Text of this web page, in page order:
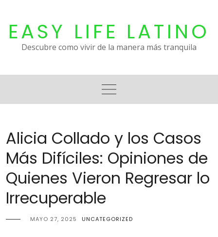
content
EASY LIFE LATINO
Descubre como vivir de la manera más tranquila
Alicia Collado y los Casos
Más Difíciles: Opiniones de
Quienes Vieron Regresar lo
Irrecuperable
MAYO 27, 2025 UNCATEGORIZED